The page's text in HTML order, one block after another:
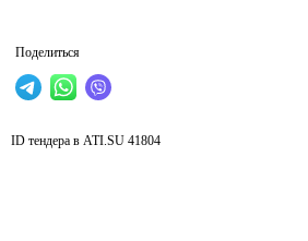
Поделиться
ID тендера в ATI.SU 41804